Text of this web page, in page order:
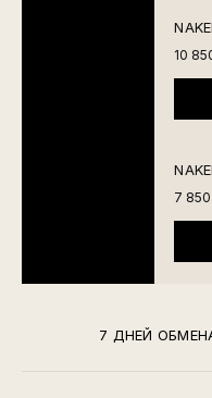
10
7
7 ДНЕЙ